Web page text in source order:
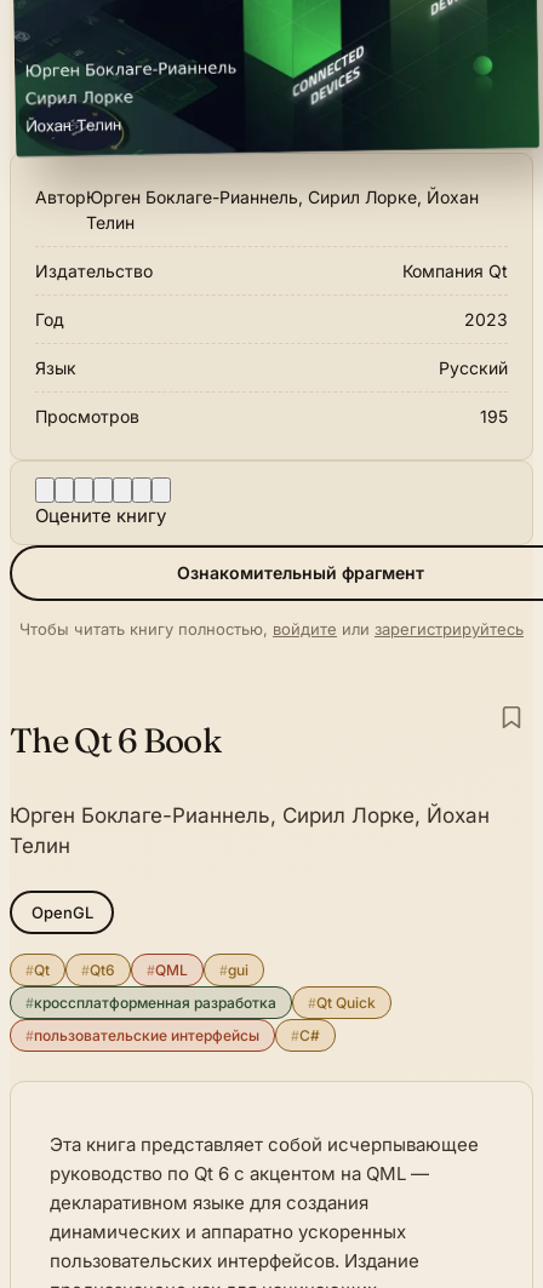
АвторЮрген Боклаге-Рианнель, Сирил Лорке, Йохан
Телин
Издательство Компания Qt
Год 2023
Язык Русский
Просмотров 195
Оцените книгу
Ознакомительный фрагмент
Чтобы читать книгу полностью, войдите или зарегистрируйтесь
The Qt 6 Book
Юрген Боклаге-Рианнель, Сирил Лорке, Йохан
Телин
OpenGL
#Qt #Qt6 #QML #gui
#кроссплатформенная разработка #Qt Quick
#пользовательские интерфейсы #C#
Эта книга представляет собой исчерпывающее
руководство по Qt 6 с акцентом на QML —
декларативном языке для создания
динамических и аппаратно ускоренных
пользовательских интерфейсов. Издание